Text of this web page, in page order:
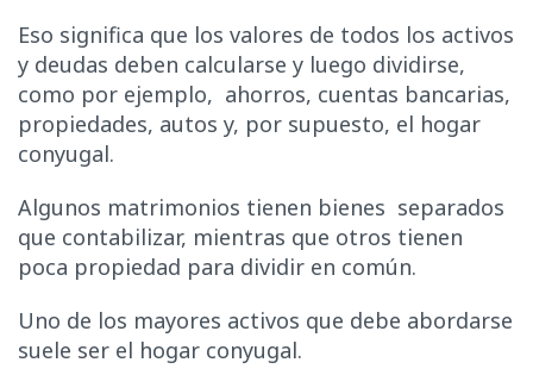
Eso significa que los valores de todos los activos
y deudas deben calcularse y luego dividirse,
como por ejemplo, ahorros, cuentas bancarias,
propiedades, autos y, por supuesto, el hogar
conyugal.
Algunos matrimonios tienen bienes separados
que contabilizar, mientras que otros tienen
poca propiedad para dividir en común.
Uno de los mayores activos que debe abordarse
suele ser el hogar conyugal.